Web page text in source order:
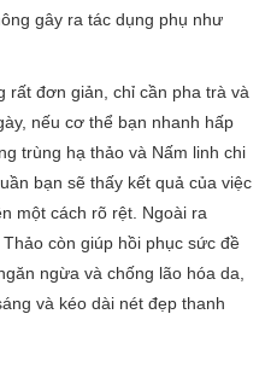
gây ra tác dụng phụ như
rất đơn giản, chỉ cần pha trà và
nếu cơ thể bạn nhanh hấp
trùng hạ thảo và Nấm linh chi
bạn sẽ thấy kết quả của việc
một cách rõ rệt. Ngoài ra
còn giúp hồi phục sức đề
ngừa và chống lão hóa da,
và kéo dài nét đẹp thanh